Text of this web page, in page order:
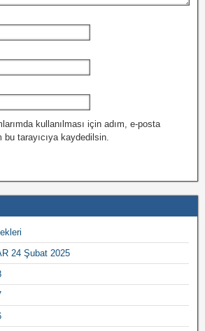
kullanılması için adım, e-posta
tarayıcıya kaydedilsin.
24 Şubat 2025